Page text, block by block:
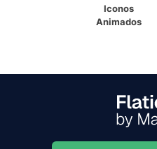
Iconos
Animados